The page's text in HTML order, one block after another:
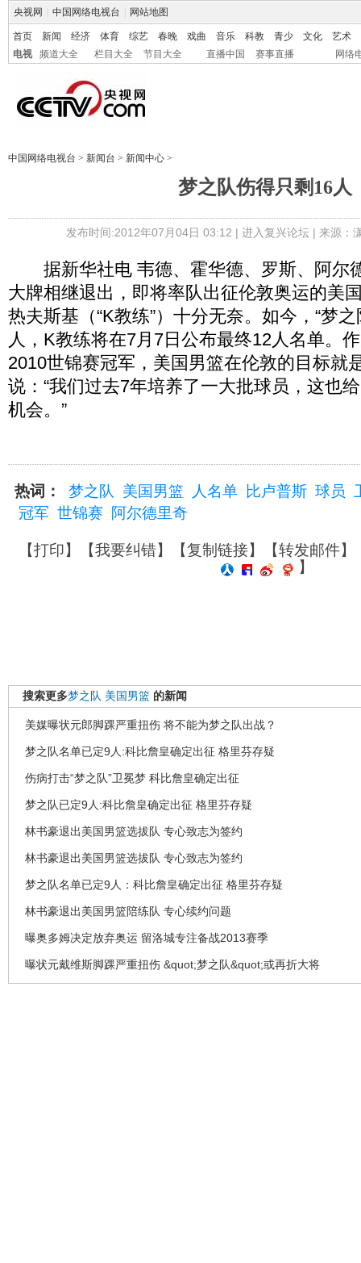
央视网 中国网络电视台 网站地图
首页 新闻 经济 体育 综艺 春晚 戏曲 音乐 科教 青少 文化
艺术
电视
频道大全 栏目大全 节目大全 直播中国 赛事直播 网络
中国网络电视台 > 新闻台 > 新闻中心 >
梦之队伤得只剩16人
发布时间:2012年07月04日 03:12 | 进入复兴论坛| 来源：
据新华社电 韦德、霍华德、罗斯、阿尔
大牌相继退出，即将率队出征伦敦奥运的美
热夫斯基（“K教练”）十分无奈。如今，“梦
人，K教练将在7月7日公布最终12人名单。
2010世锦赛冠军，美国男篮在伦敦的目标就
说：“我们过去7年培养了一大批球员，这也
机会。”
热词： 梦之队 美国男篮 人名单 比卢普斯 球员
冠军 世锦赛 阿尔德里奇
【打印】【我要纠错】【复制链接】【转发邮件】
】
搜索更多梦之队 美国男篮 的新闻
美媒曝状元郎脚踝严重扭伤 将不能为梦之队出战？
梦之队名单已定9人:科比詹皇确定出征 格里芬存疑
伤病打击“梦之队”卫冕梦 科比詹皇确定出征
梦之队已定9人:科比詹皇确定出征 格里芬存疑
林书豪退出美国男篮选拔队 专心致志为签约
林书豪退出美国男篮选拔队 专心致志为签约
梦之队名单已定9人：科比詹皇确定出征 格里芬存疑
林书豪退出美国男篮陪练队 专心续约问题
曝奥多姆决定放弃奥运 留洛城专注备战2013赛季
曝状元戴维斯脚踝严重扭伤 &quot;梦之队&quot;或再折大将